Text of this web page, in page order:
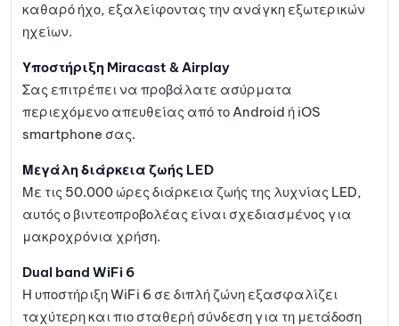
καθαρό ήχο, εξαλείφοντας την ανάγκη εξωτερικών
ηχείων.
Υποστήριξη Miracast & Airplay
Σας επιτρέπει να προβάλατε ασύρματα
περιεχόμενο απευθείας από το Android ή iOS
smartphone σας.
Μεγάλη διάρκεια ζωής LED
Με τις 50.000 ώρες διάρκεια ζωής της λυχνίας LED,
αυτός ο βιντεοπροβολέας είναι σχεδιασμένος για
μακροχρόνια χρήση.
Dual band WiFi 6
Η υποστήριξη WiFi 6 σε διπλή ζώνη εξασφαλίζει
ταχύτερη και πιο σταθερή σύνδεση για τη μετάδοση